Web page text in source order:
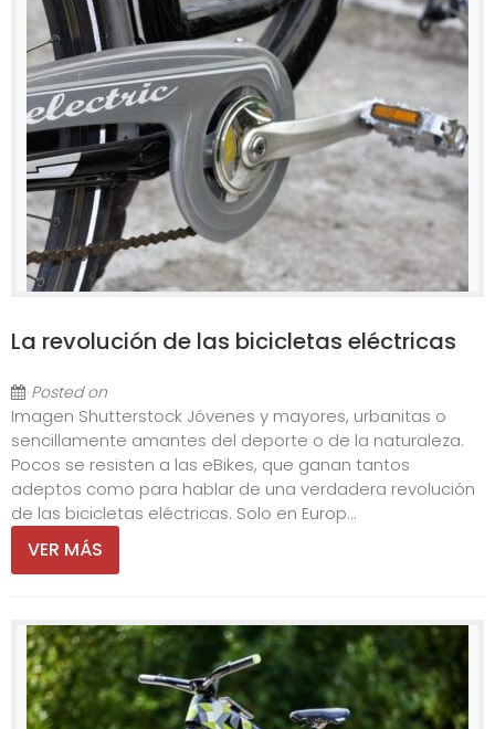
La revolución de las bicicletas eléctricas
Posted on
Imagen Shutterstock Jóvenes y mayores, urbanitas o
sencillamente amantes del deporte o de la naturaleza.
Pocos se resisten a las eBikes, que ganan tantos
adeptos como para hablar de una verdadera revolución
de las bicicletas eléctricas. Solo en Europ...
VER MÁS